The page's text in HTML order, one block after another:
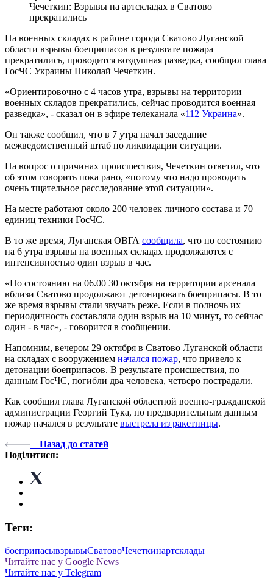
Чечеткин: Взрывы на артскладах в Сватово
прекратились
На военных складах в районе города Сватово Луганской
области взрывы боеприпасов в результате пожара
прекратились, проводится воздушная разведка, сообщил глава
ГосЧС Украины Николай Чечеткин.
«Ориентировочно с 4 часов утра, взрывы на территории
военных складов прекратились, сейчас проводится военная
разведка», - сказал он в эфире телеканала «112 Украина».
Он также сообщил, что в 7 утра начал заседание
межведомственный штаб по ликвидации ситуации.
На вопрос о причинах происшествия, Чечеткин ответил, что
об этом говорить пока рано, «потому что надо проводить
очень тщательное расследование этой ситуации».
На месте работают около 200 человек личного состава и 70
единиц техники ГосЧС.
В то же время, Луганская ОВГА сообщила, что по состоянию
на 6 утра взрывы на военных складах продолжаются с
интенсивностью один взрыв в час.
«По состоянию на 06.00 30 октября на территории арсенала
вблизи Сватово продолжают детонировать боеприпасы. В то
же время взрывы стали звучать реже. Если в полночь их
периодичность составляла один взрыв на 10 минут, то сейчас
один - в час», - говорится в сообщении.
Напомним, вечером 29 октября в Сватово Луганской области
на складах с вооружением начался пожар, что привело к
детонации боеприпасов. В результате происшествия, по
данным ГосЧС, погибли два человека, четверо пострадали.
Как сообщил глава Луганской областной военно-гражданской
администрации Георгий Тука, по предварительным данным
пожар начался в результате выстрела из ракетницы.
Назад до статей
Поділитися:
Теги:
боеприпасывзрывыСватовоЧечеткинартсклады
Читайте нас у Google News
Читайте нас у Telegram